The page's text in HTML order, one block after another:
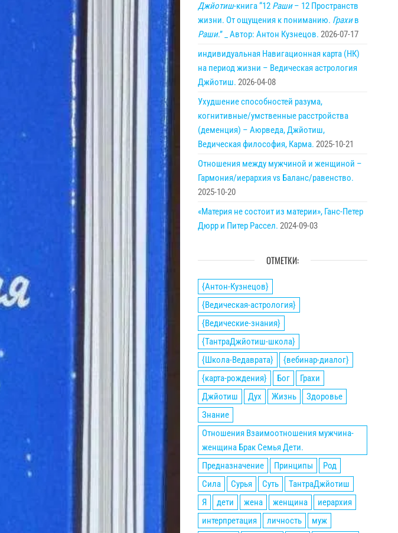
Джйотиш-книга “12 Раши– 12 Пространств
жизни. От ощущения к пониманию. Грахив
Раши.” _ Автор: Антон Кузнецов. 2026-07-17
индивидуальная Навигационная карта (НК)
на период жизни – Ведическая астрология
Джйотиш. 2026-04-08
Ухудшение способностей разума,
когнитивные/умственные расстройства
(деменция) – Аюрведа, Джйотиш,
Ведическая философия, Карма. 2025-10-21
Отношения между мужчиной и женщиной –
Гармония/иерархия vs Баланс/равенство.
2025-10-20
«Материя не состоит из материи», Ганс-Петер
Дюрр и Питер Рассел. 2024-09-03
ОТМЕТКИ:
{Антон-Кузнецов}
{Ведическая-астрология}
{Ведические-знания}
{ТантраДжйотиш-школа}
{Школа-Ведаврата}
{вебинар-диалог}
{карта-рождения}
Бог
Грахи
Джйотиш
Дух Жизнь
Здоровье
Знание
Отношения Взаимоотношения мужчина-
женщина Брак Семья Дети.
Предназначение
Принципы
Род
Сила
Сурья Суть
ТантраДжйотиш
Я
дети жена женщина
иерархия
интерпретация
личность
муж